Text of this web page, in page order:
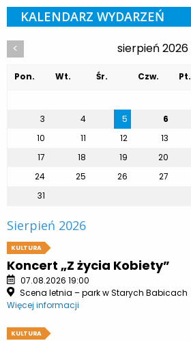
KALENDARZ WYDARZEŃ
< sierpień 2026
Pon. Wt. Śr. Czw. Pt.
3
4 5 6
10
11 12 13
17
18 19 20
24
25 26 27
31
Sierpień 2026
KULTURA
Koncert „Z życia Kobiety”
07.08.2026 19:00
Scena letnia – park w Starych Babicach
Więcej informacji
KULTURA